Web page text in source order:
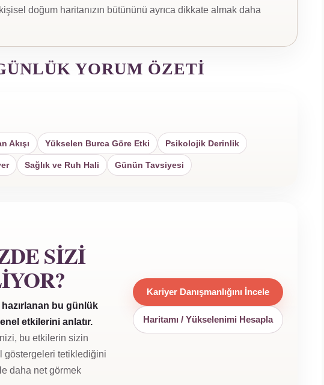
doğum haritanızın bütününü ayrıca dikkate almak daha
YORUM ÖZETI
Akışı Yükselen Burca Göre Etki Psikolojik Derinlik
Sağlık ve Ruh Hali Günün Tavsiyesi
SIZI
bu günlük
etkilerini anlatır.
bu etkilerin sizin
göstergeleri tetiklediğini
daha net görmek
Kariyer Danışmanlığını İncele
Haritamı / Yükselenimi Hesapla